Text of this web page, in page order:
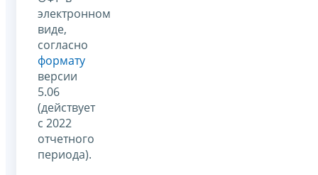
электронном
виде,
согласно
формату
версии
5.06
(действует
с 2022
отчетного
периода).